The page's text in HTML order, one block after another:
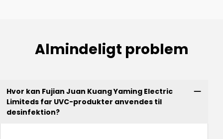
Almindeligt problem
Hvor kan Fujian Juan Kuang Yaming Electric
Limiteds far UVC-produkter anvendes til
desinfektion?